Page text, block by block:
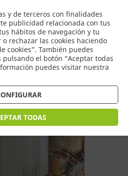
y de terceros con finalidades
publicidad relacionada con tus
hábitos de navegación y tu
rechazar las cookies haciendo
cookies”. También puedes
pulsando el botón “Aceptar todas
puedes visitar nuestra
TODAS
0
Decoración Navideña